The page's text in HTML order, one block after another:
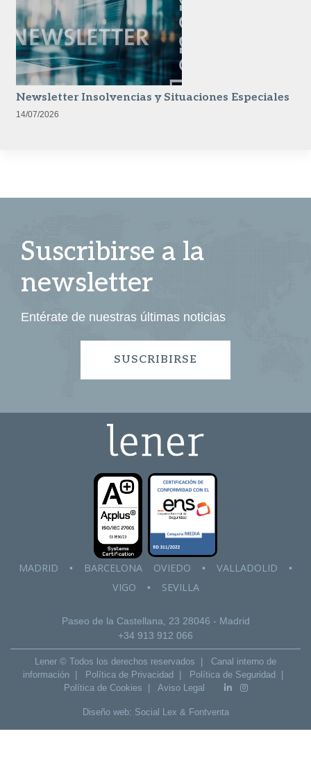
Newsletter Insolvencias y Situaciones Especiales
14/07/2026
Suscribirse a la
newsletter
Entérate de nuestras últimas noticias
SUSCRIBIRSE
MADRID • BARCELONA OVIEDO • VALLADOLID •
VIGO • SEVILLA
Paseo de la Castellana, 23 28046 - Madrid
+34 913 912 066
Lener © Todos los derechos reservados | Canal interno de
información| Política de Privacidad| Política de Seguridad|
Política de Cookies | Aviso Legal
Diseño web: Social Lex & Fontventa